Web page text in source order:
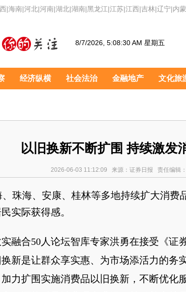
|海南|河北|河南|湖北|湖南|黑龙江|江苏|江西|吉林|辽宁|内
8/7/2026, 5:08:31 AM 星期五
经济纵横 社会法治 金融地产 文化旅
以旧换新不断扩围 持续激发
2026-06-03 11:12:09 来源：证券日报 责任编辑
珠海、安康、桂林等多地持续扩大消费
实际获得感。
融合50人论坛智库专家洪勇在接受《证
新是让群众享实惠、为市场添活力的务
力扩围实施消费品以旧换新，不断优化